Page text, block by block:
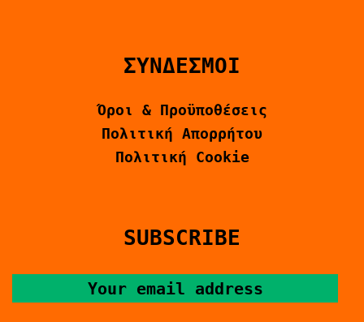
ΣΥΝΔΕΣΜΟΙ
Όροι & Προϋποθέσεις
Πολιτική Απορρήτου
Πολιτική Cookie
SUBSCRIBE